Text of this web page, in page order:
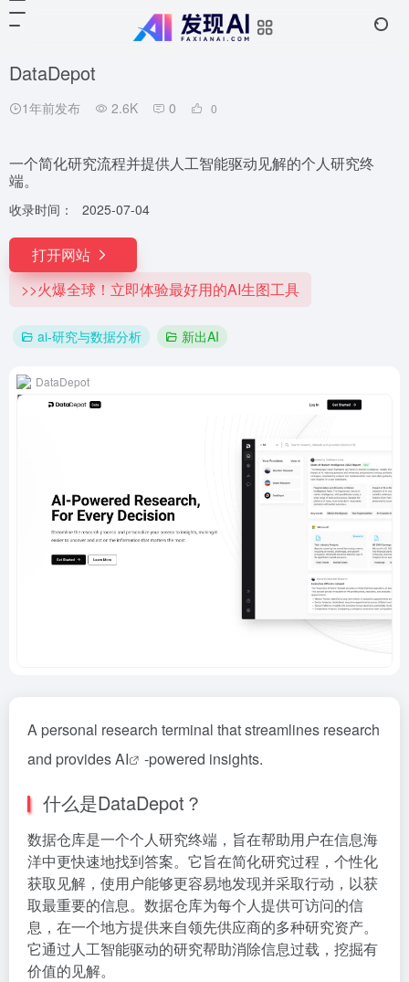
DataDepot
1年前发布 2.6K 0 0
一个简化研究流程并提供人工智能驱动见解的个人研究终
端。
收录时间： 2025-07-04
打开网站
>>火爆全球！立即体验最好用的AI生图工具
ai-研究与数据分析 新出AI
DataDepot
A personal research terminal that streamlines research
and providesAI -powered insights.
什么是DataDepot？
数据仓库是一个个人研究终端，旨在帮助用户在信息海
洋中更快速地找到答案。它旨在简化研究过程，个性化
获取见解，使用户能够更容易地发现并采取行动，以获
取最重要的信息。数据仓库为每个人提供可访问的信
息，在一个地方提供来自领先供应商的多种研究资产。
它通过人工智能驱动的研究帮助消除信息过载，挖掘有
价值的见解。